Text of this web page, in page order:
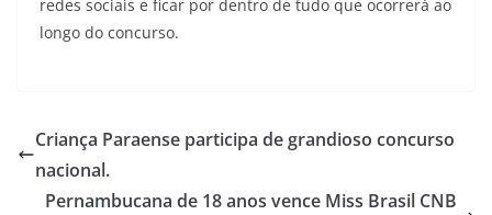
redes sociais e ficar por dentro de tudo que ocorrerá ao
longo do concurso.
Criança Paraense participa de grandioso concurso
nacional.
Pernambucana de 18 anos vence Miss Brasil CNB